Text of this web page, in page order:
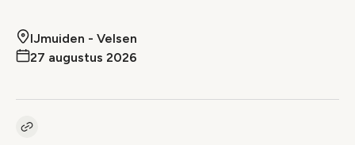
IJmuiden - Velsen
27 augustus 2026
Kopieer link naar event